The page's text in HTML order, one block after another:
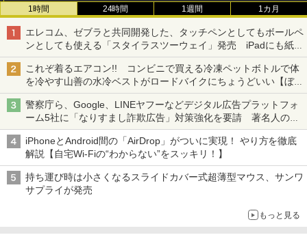
1時間 24時間 1週間 1カ月
エレコム、ゼブラと共同開発した、タッチペンとしてもボールペ
ンとしても使える「スタイラスツーウェイ」発売 iPadにも紙に
も、持ち替えずに書き込める
これぞ着るエアコン!! コンビニで買える冷凍ペットボトルで体
を冷やす山善の水冷ベストがロードバイクにちょうどいい【ぼっ
ち・ざ・ろーど！その14】【空いた時間でなにしてる？】
警察庁ら、Google、LINEヤフーなどデジタル広告プラットフォ
ーム5社に「なりすまし詐欺広告」対策強化を要請 著名人の写
真や映像を使った投資詐欺などへの対策として
iPhoneとAndroid間の「AirDrop」がついに実現！ やり方を徹底
解説【自宅Wi-Fiの“わからない”をスッキリ！】
持ち運び時は小さくなるスライドカバー式超薄型マウス、サンワ
サプライが発売
もっと見る